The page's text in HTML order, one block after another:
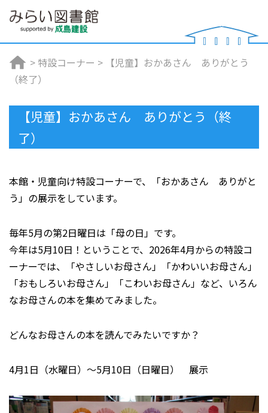
> 特設コーナー > 【児童】おかあさん ありがとう
（終了）
【児童】おかあさん ありがとう（終
了）
本館・児童向け特設コーナーで、「おかあさん ありがと
う」の展示をしています。
毎年5月の第2日曜日は「母の日」です。
今年は5月10日！ということで、2026年4月からの特設コ
ーナーでは、「やさしいお母さん」「かわいいお母さん」
「おもしろいお母さん」「こわいお母さん」など、いろん
なお母さんの本を集めてみました。
どんなお母さんの本を読んでみたいですか？
4月1日（水曜日）～5月10日（日曜日） 展示